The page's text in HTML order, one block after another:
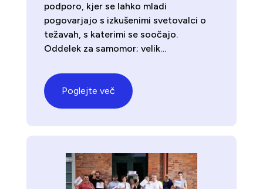
podporo, kjer se lahko mladi
pogovarjajo s izkušenimi svetovalci o
težavah, s katerimi se soočajo.
Oddelek za samomor; velik…
Poglejte več